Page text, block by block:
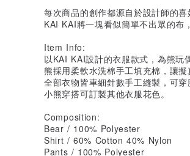
每次商品的創作都源自於設計師的
KAI KAI將一塊看似簡單不出眾的布
Item Info:
以KAI KAI設計的衣服款式，為熊玩
熊採用柔軟水洗棉手工填充棉，讓
全部衣物皆車細針數手工縫製，可
小熊穿搭可訂製其他衣服花色。
Composition:
Bear / 100% Polyester
Shirt / 60% Cotton 40% Nylon
Pants / 100% Polyester